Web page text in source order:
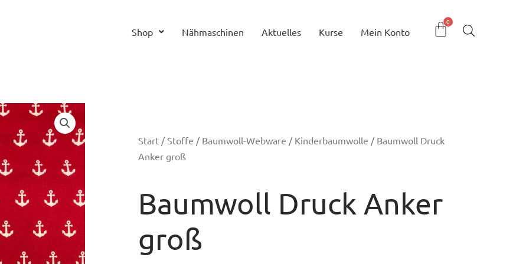
Shop Nähmaschinen Aktuelles Kurse Mein Konto
Start / Stoffe / Baumwoll-Webware / Kinderbaumwolle / Baumwoll Druck
Anker groß
Baumwoll Druck Anker
groß